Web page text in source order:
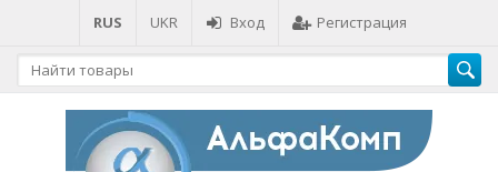
RUS UKR Вход Регистрация